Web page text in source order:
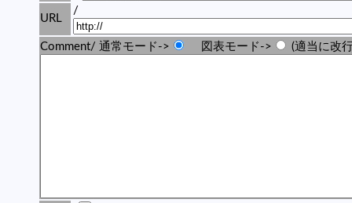
URL
/
Comment/ 通常モード-> 図表モード-> (適当に改